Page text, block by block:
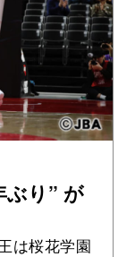
ぶり” が
は桜花学園